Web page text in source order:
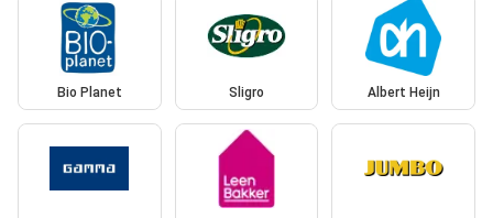
Bio Planet Sligro Albert Heijn